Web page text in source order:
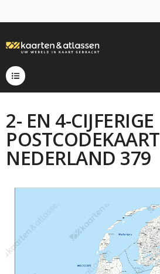
2- EN 4-CIJFERIGE
POSTCODEKAART
NEDERLAND 379